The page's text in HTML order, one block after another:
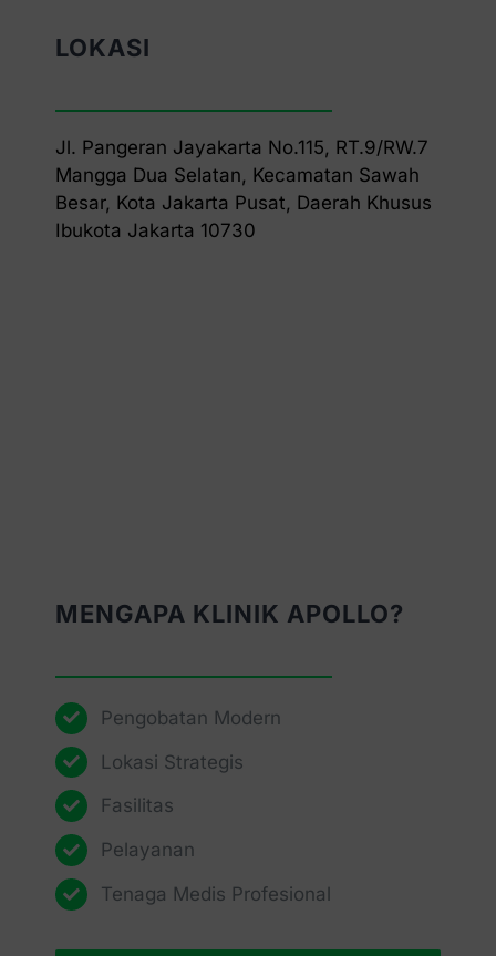
LOKASI
Jl. Pangeran Jayakarta No.115, RT.9/RW.7
Mangga Dua Selatan, Kecamatan Sawah
Besar, Kota Jakarta Pusat, Daerah Khusus
Ibukota Jakarta 10730
MENGAPA KLINIK APOLLO?
Pengobatan Modern
Lokasi Strategis
Fasilitas
Pelayanan
Tenaga Medis Profesional